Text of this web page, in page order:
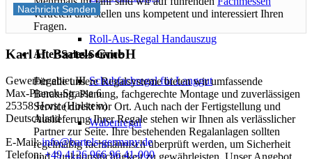
Roll-Aus-Regal Handauszug
Schubfachregal für Langgut
Wabenregal
vertreten und stellen uns kompetent und interessiert Ihren
Fragen.
After-Sales-Service
Für alle unsere Regalsysteme bieten wir umfassende
Beratung, Planung, fachgerechte Montage und zuverlässigen
Service direkt vor Ort. Auch nach der Fertigstellung und
Auslieferung Ihrer Regale stehen wir Ihnen als verlässlicher
Partner zur Seite. Ihre bestehenden Regalanlagen sollten
regelmäßig fachmännisch überprüft werden, um Sicherheit
und Funktionstüchtigkeit zu gewährleisten. Unser Angebot
Nachricht Senden
Karl H. Bartels GmbH
Gewerbegebiet III
Max-Planck-Strasse 6
25358 Horst (Holstein)
Deutschland
E-Mail:info@bartels-germany.de
Telefon:+49 4126 966 96 41-000